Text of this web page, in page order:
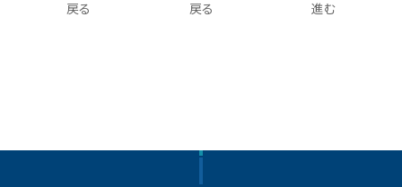
戻る
戻る
進む